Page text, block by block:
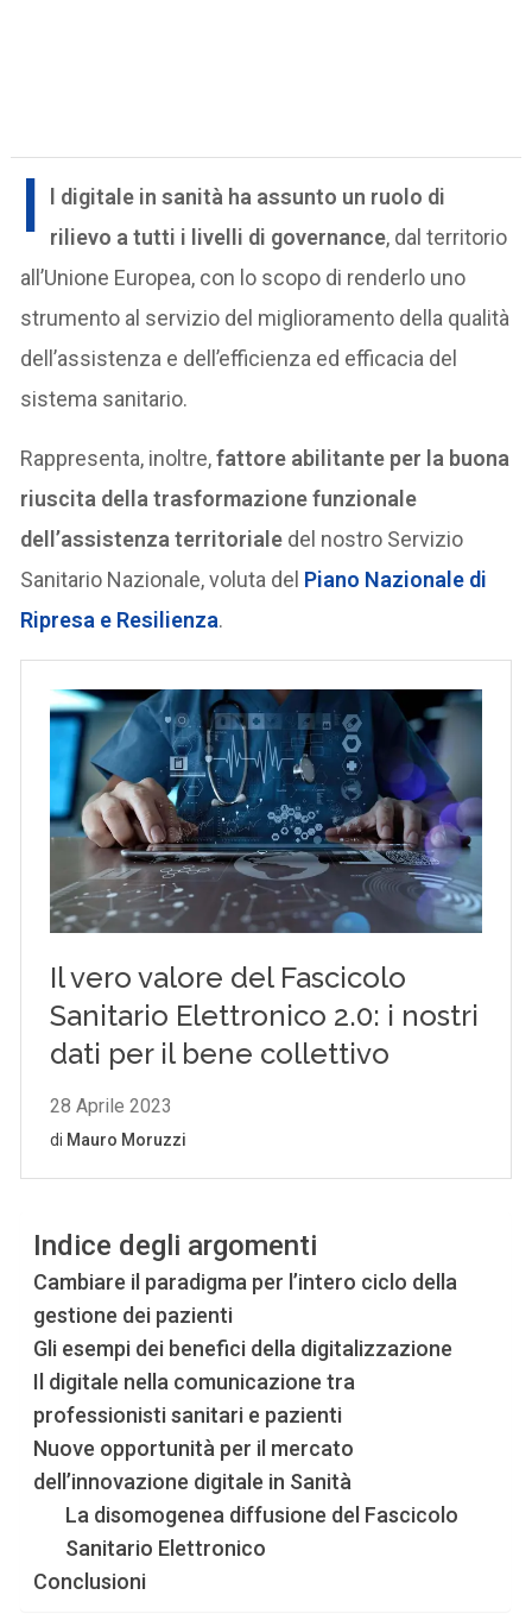
I
l digitale in sanità ha assunto un ruolo di
rilievo a tutti i livelli di governance, dal territorio
all’Unione Europea, con lo scopo di renderlo uno
strumento al servizio del miglioramento della qualità
dell’assistenza e dell’efficienza ed efficacia del
sistema sanitario.
Rappresenta, inoltre,fattore abilitante per la buona
riuscita della trasformazione funzionale
dell’assistenza territoriale del nostro Servizio
Sanitario Nazionale, voluta del Piano Nazionale di
Ripresa e Resilienza.
Indice degli argomenti
Cambiare il paradigma per l’intero ciclo della
gestione dei pazienti
Gli esempi dei benefici della digitalizzazione
Il digitale nella comunicazione tra
professionisti sanitari e pazienti
Nuove opportunità per il mercato
dell’innovazione digitale in Sanità
La disomogenea diffusione del Fascicolo
Sanitario Elettronico
Conclusioni